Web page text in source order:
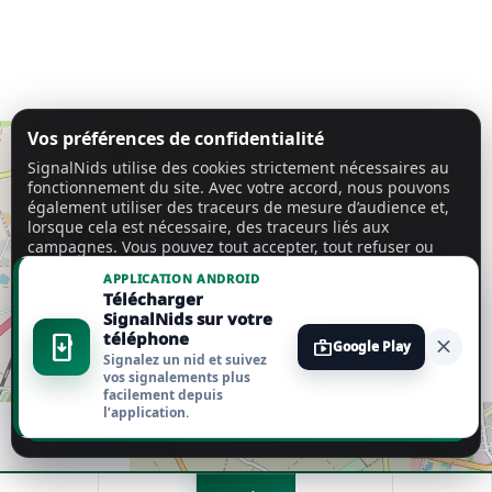
install_mobile
APPLICATION ANDROID
Télécharger
SignalNids sur votre
téléphone
Signalez un nid et suivez
vos signalements plus
facilement depuis
l’application.
shopGoogle Play close
Vos préférences de confidentialité
SignalNids utilise des cookies strictement nécessaires au
fonctionnement du site. Avec votre accord, nous pouvons
également utiliser des traceurs de mesure d’audience et,
lorsque cela est nécessaire, des traceurs liés aux
campagnes. Vous pouvez tout accepter, tout refuser ou
Tout accepter
Tout refuser